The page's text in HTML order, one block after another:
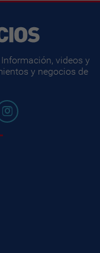
videos y
y negocios de